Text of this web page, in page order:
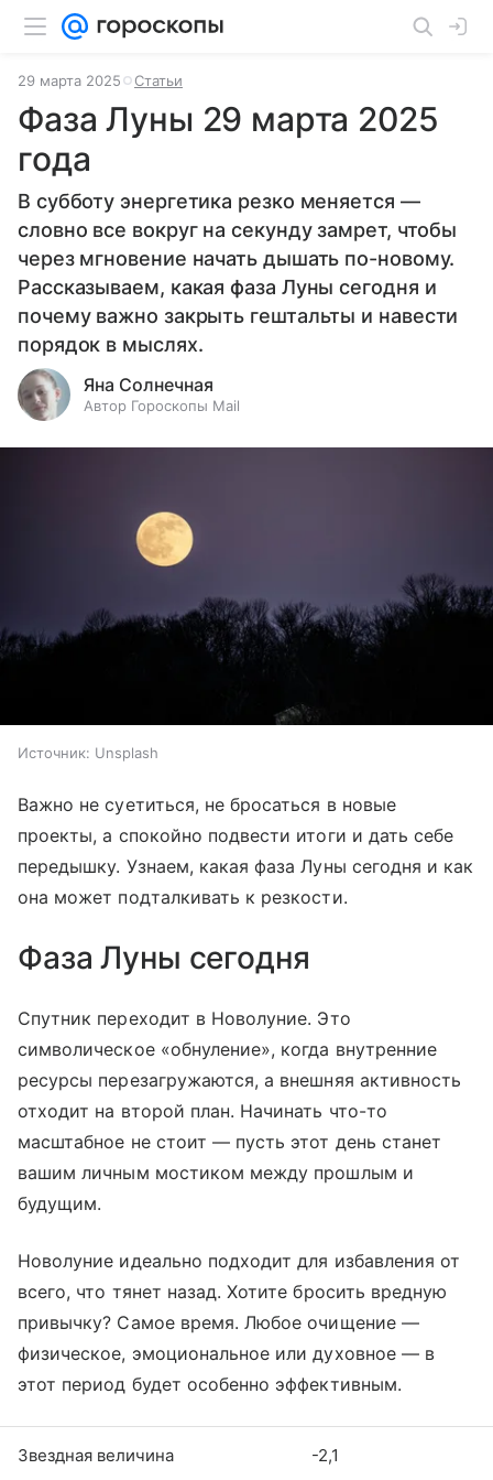
29 марта 2025 Статьи
Фаза Луны 29 марта 2025
года
В субботу энергетика резко меняется —
словно все вокруг на секунду замрет, чтобы
через мгновение начать дышать по-новому.
Рассказываем, какая фаза Луны сегодня и
почему важно закрыть гештальты и навести
порядок в мыслях.
Яна Солнечная
Автор Гороскопы Mail
Источник: Unsplash
Важно не суетиться, не бросаться в новые
проекты, а спокойно подвести итоги и дать себе
передышку. Узнаем, какая фаза Луны сегодня и как
она может подталкивать к резкости.
Фаза Луны сегодня
Спутник переходит в Новолуние. Это
символическое «обнуление», когда внутренние
ресурсы перезагружаются, а внешняя активность
отходит на второй план. Начинать что-то
масштабное не стоит — пусть этот день станет
вашим личным мостиком между прошлым и
будущим.
Новолуние идеально подходит для избавления от
всего, что тянет назад. Хотите бросить вредную
привычку? Самое время. Любое очищение —
физическое, эмоциональное или духовное — в
этот период будет особенно эффективным.
Звездная величина -2,1